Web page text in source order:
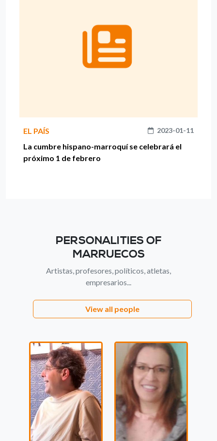
EL PAÍS 2023-01-11
La cumbre hispano-marroquí se celebrará el
próximo 1 de febrero
PERSONALITIES OF
MARRUECOS
Artistas, profesores, políticos, atletas,
empresarios...
View all people